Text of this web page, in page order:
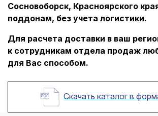
Сосновоборск, Красноярского
поддонам, без учета логистики.
Для расчета доставки в ваш
к сотрудникам отдела продаж
для Вас способом.
Скачать каталог в